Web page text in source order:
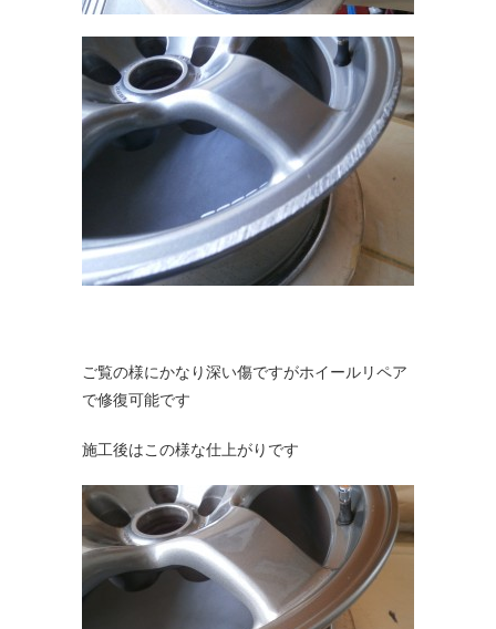
ご覧の様にかなり深い傷ですがホイールリペア
で修復可能です
施工後はこの様な仕上がりです